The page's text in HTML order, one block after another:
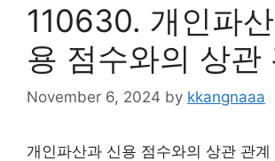
110630. 개인파
용 점수와의 상관
November 6, 2024 by kkangnaaa
개인파산과 신용 점수와의 상관 관계